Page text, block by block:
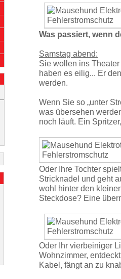
Was passiert, wenn
Samstag abend:
Sie wollen ins
haben es eilig... Er
werden.
Wenn Sie so „unter
was übersehen
noch läuft. Ein
Oder Ihre Tochter
Stricknadel und geht
wohl hinter den
Steckdose? Eine
Oder Ihr vierbeiniger
Wohnzimmer,
Kabel, fängt an zu